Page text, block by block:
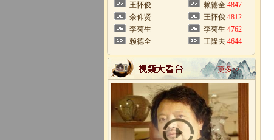
王怀俊
余仰贤
李菊生
赖德全
赖德全 4847
王怀俊 4812
李菊生 4762
王隆夫 4644
更多>>